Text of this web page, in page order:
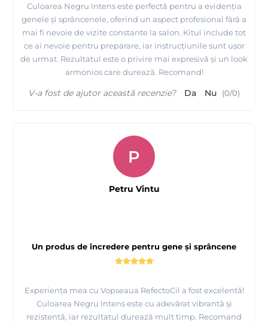
Culoarea Negru Intens este perfectă pentru a evidenția
genele și sprâncenele, oferind un aspect profesional fără a
mai fi nevoie de vizite constante la salon. Kitul include tot
ce ai nevoie pentru preparare, iar instrucțiunile sunt ușor
de urmat. Rezultatul este o privire mai expresivă și un look
armonios care durează. Recomand!
V-a fost de ajutor această recenzie? Da Nu (0/0)
Un produs de încredere pentru gene și sprâncene
Experiența mea cu Vopseaua RefectoCil a fost excelentă!
Culoarea Negru Intens este cu adevărat vibrantă și
rezistentă, iar rezultatul durează mult timp. Recomand
P
Petru Vintu